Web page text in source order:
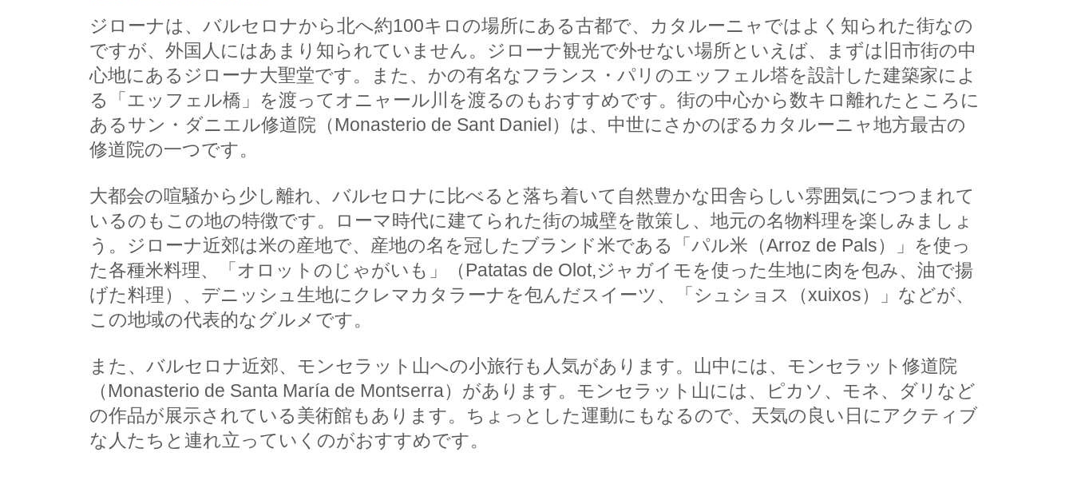
ジローナは、バルセロナから北へ約100キロの場所にある古都で、カタルーニャではよく知られた街なの
ですが、外国人にはあまり知られていません。ジローナ観光で外せない場所といえば、まずは旧市街の中
心地にあるジローナ大聖堂です。また、かの有名なフランス・パリのエッフェル塔を設計した建築家によ
る「エッフェル橋」を渡ってオニャール川を渡るのもおすすめです。街の中心から数キロ離れたところに
あるサン・ダニエル修道院（Monasterio de Sant Daniel）は、中世にさかのぼるカタルーニャ地方最古の
修道院の一つです。
大都会の喧騒から少し離れ、バルセロナに比べると落ち着いて自然豊かな田舎らしい雰囲気につつまれて
いるのもこの地の特徴です。ローマ時代に建てられた街の城壁を散策し、地元の名物料理を楽しみましょ
う。ジローナ近郊は米の産地で、産地の名を冠したブランド米である「パル米（Arroz de Pals）」を使っ
た各種米料理、「オロットのじゃがいも」（Patatas de Olot,ジャガイモを使った生地に肉を包み、油で揚
げた料理）、デニッシュ生地にクレマカタラーナを包んだスイーツ、「シュショス（xuixos）」などが、
この地域の代表的なグルメです。
また、バルセロナ近郊、モンセラット山への小旅行も人気があります。山中には、モンセラット修道院
（Monasterio de Santa María de Montserra）があります。モンセラット山には、ピカソ、モネ、ダリなど
の作品が展示されている美術館もあります。ちょっとした運動にもなるので、天気の良い日にアクティブ
な人たちと連れ立っていくのがおすすめです。